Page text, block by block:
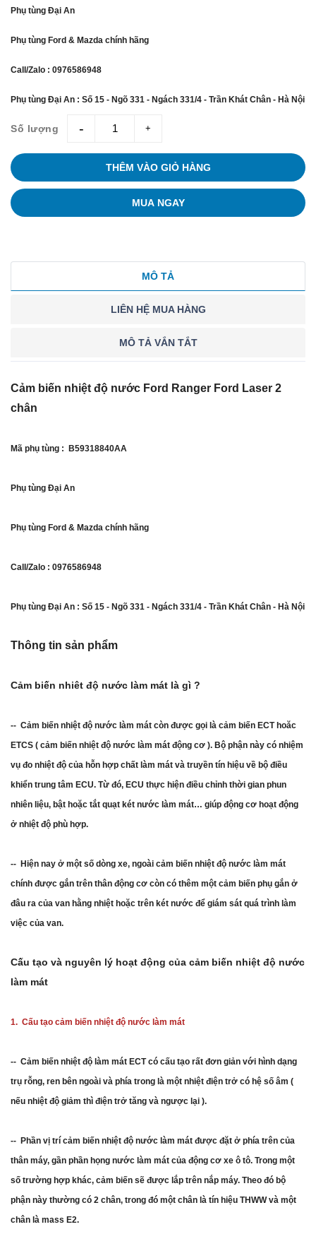
Phụ tùng Đại An
Phụ tùng Ford & Mazda chính hãng
Call/Zalo : 0976586948
Phụ tùng Đại An : Số 15 - Ngõ 331 - Ngách 331/4 - Trần Khát Chân - Hà Nội
Số lượng giam tang
THÊM VÀO GIỎ HÀNG
MUA NGAY
MÔ TẢ
LIÊN HỆ MUA HÀNG
MÔ TẢ VẮN TẮT
Cảm biến nhiệt độ nước Ford Ranger Ford Laser 2
chân
Mã phụ tùng : B59318840AA
Phụ tùng Đại An
Phụ tùng Ford & Mazda chính hãng
Call/Zalo : 0976586948
Phụ tùng Đại An : Số 15 - Ngõ 331 - Ngách 331/4 - Trần Khát Chân - Hà Nội
Thông tin sản phẩm
Cảm biến nhiêt độ nước làm mát là gì ?
-- Cảm biến nhiệt độ nước làm mát còn được gọi là cảm biến ECT hoăc
ETCS ( cảm biến nhiệt độ nước làm mát động cơ ). Bộ phận này có nhiệm
vụ đo nhiệt độ của hỗn hợp chất làm mát và truyền tín hiệu về bộ điều
khiển trung tâm ECU. Từ đó, ECU thực hiện điều chỉnh thời gian phun
nhiên liệu, bật hoặc tắt quạt két nước làm mát… giúp động cơ hoạt động
ở nhiệt độ phù hợp.
-- Hiện nay ở một số dòng xe, ngoài cảm biến nhiệt độ nước làm mát
chính được gắn trên thân động cơ còn có thêm một cảm biến phụ gắn ở
đâu ra của van hằng nhiệt hoặc trên két nước để giám sát quá trình làm
việc của van.
Cấu tạo và nguyên lý hoạt động của cảm biến nhiệt độ nước
làm mát
1. Cấu tạo cảm biến nhiệt độ nước làm mát
-- Cảm biến nhiệt độ làm mát ECT có cấu tạo rất đơn giản với hình dạng
trụ rỗng, ren bên ngoài và phía trong là một nhiệt điện trở có hệ số âm (
nếu nhiệt độ giảm thì điện trở tăng và ngược lại ).
-- Phần vị trí cảm biến nhiệt độ nước làm mát được đặt ở phía trên của
thân máy, gần phần họng nước làm mát của động cơ xe ô tô. Trong một
số trường hợp khác, cảm biến sẽ được lắp trên nắp máy. Theo đó bộ
phận này thường có 2 chân, trong đó một chân là tín hiệu THWW và một
chân là mass E2.